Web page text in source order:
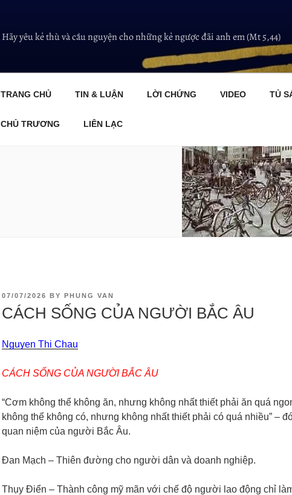
Hãy yêu kẻ thù và cầu nguyện cho những kẻ ngược đãi anh em (Mt 5,44)
TRANG CHỦ TIN & LUẬN LỜI CHỨNG VIDEO TỦ
CHỦ TRƯƠNG LIÊN LẠC
07/07/2026 BY PHUNG VAN
CÁCH SỐNG CỦA NGƯỜI BẮC ÂU
Nguyen Thi Chau
CÁCH SỐNG CỦA NGƯỜI BẮC ÂU
“Cơm không thể không ăn, nhưng không nhất thiết phải ăn quá
không thể không có, nhưng không nhất thiết phải có quá nhiều” –
quan niệm của người Bắc Âu.
Đan Mạch – Thiên đường cho người dân và doanh nghiệp.
Thụy Điển – Thành công mỹ mãn với chế độ người lao động chỉ